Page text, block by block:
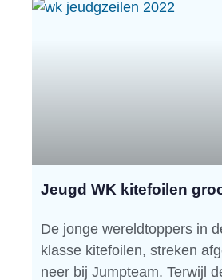
Jeugd WK kitefoilen
De jonge wereldtoppers in
klasse kitefoilen, streken
neer bij Jumpteam. Terwijl